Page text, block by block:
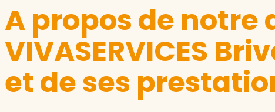
A propos de notre
VIVASERVICES
et de ses